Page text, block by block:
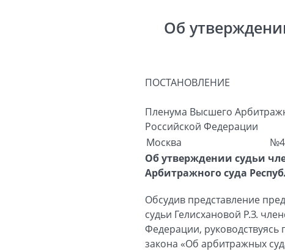
Об
ПОСТАНОВЛЕНИЕ
Пленума Высшего
Российской Федерации
Москва
Об утверждении судьи
Арбитражного суда
Обсудив представление
судьи Гелисхановой Р.З.
Федерации, руководствуясь
закона «Об арбитражных